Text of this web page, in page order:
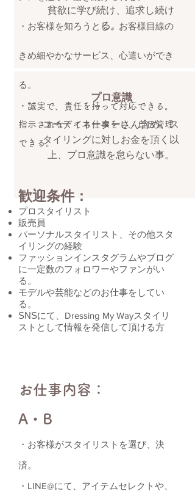
貧欲に学び続け、追求し続け
る。
プロ意識
コーディネーターさん含め、ス
タイリングに対しお金を頂く以
上、プロ意識を怠らない事。
・お客様を知ろうとし、 お客様目線の
きめ細やかなサービス、心遣いができ
る。
・誠実で、責任を持って対応できる。
指示されなくても仕事をし、自己管理
できる。
歓迎条件：
プロスタイリスト
販売員
パーソナルスタイリスト、その他スタ
イリングの経験
ファッションインスタグラムやブログ
に一定数のフォロワーやファンがい
る。
モデルや芸能などのお仕事をしてい
る。
SNSにて、 Dressing My Wayスタイリ
ストとして情報を発信して頂ける方
お仕事内容：
A・B
・お客様がスタイリストを選び、決
済。
・LINE@にて、アイテムセレクトや、